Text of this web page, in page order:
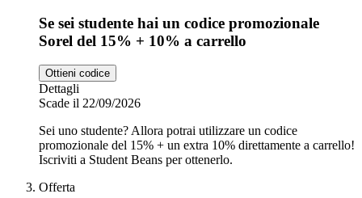
Se sei studente hai un codice promozionale
Sorel del 15% + 10% a carrello
Ottieni codice
Dettagli
Scade il 22/09/2026
Sei uno studente? Allora potrai utilizzare un codice
promozionale del 15% + un extra 10% direttamente a carrello!
Iscriviti a Student Beans per ottenerlo.
Offerta